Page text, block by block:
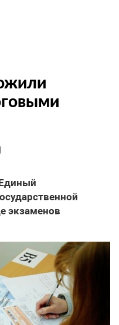
экзаменов